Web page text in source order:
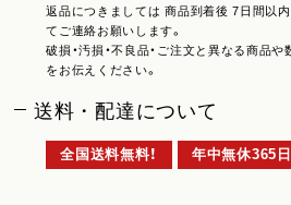
返品につきましては 商品到着後 7日間以
てご連絡お願いします。
破損・汚損・不良品・ご注文と異なる商品
をお伝えください。
送料・配達について
全国送料無料！ 年中無休365